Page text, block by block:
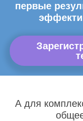
первые
А для